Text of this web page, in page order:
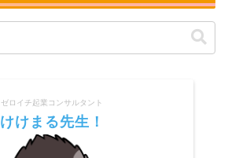
ゼロイチ起業コンサルタント
けけまる先生！